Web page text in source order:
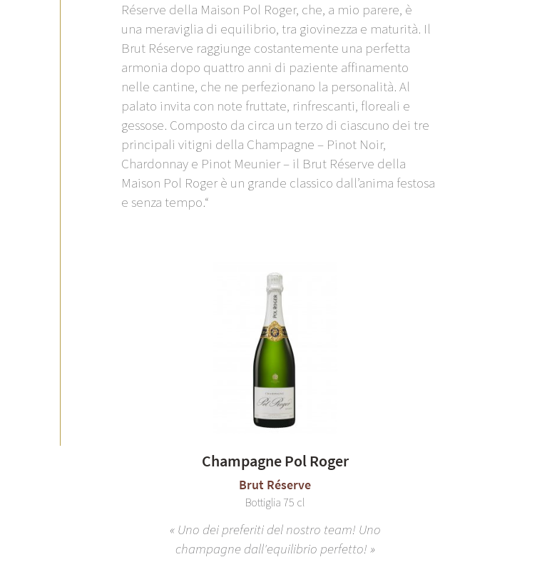
Réserve della Maison Pol Roger, che, a mio parere, è
una meraviglia di equilibrio, tra giovinezza e maturità. Il
Brut Réserve raggiunge costantemente una perfetta
armonia dopo quattro anni di paziente affinamento
nelle cantine, che ne perfezionano la personalità. Al
palato invita con note fruttate, rinfrescanti, floreali e
gessose. Composto da circa un terzo di ciascuno dei tre
principali vitigni della Champagne – Pinot Noir,
Chardonnay e Pinot Meunier – il Brut Réserve della
Maison Pol Roger è un grande classico dall’anima festosa
e senza tempo.“
Champagne Pol Roger
Brut Réserve
Bottiglia 75 cl
« Uno dei preferiti del nostro team! Uno
champagne dall'equilibrio perfetto! »